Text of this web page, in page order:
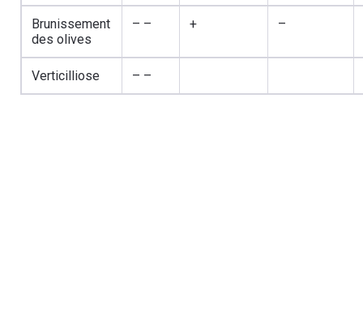
Brunissement
des olives
– – + –
Verticilliose – –